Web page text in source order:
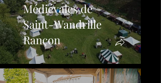
Médiévales de
Saint-Wandrille
Rançon